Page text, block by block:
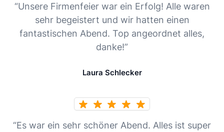
“Unsere Firmenfeier war ein Erfolg! Alle waren
sehr begeistert und wir hatten einen
fantastischen Abend. Top angeordnet alles,
danke!”
Laura Schlecker
“Es war ein sehr schöner Abend. Alles ist super